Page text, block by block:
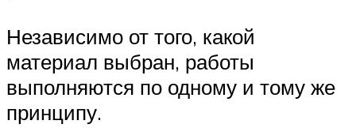
Независимо от того, какой
материал выбран, работы
выполняются по одному и тому же
принципу.